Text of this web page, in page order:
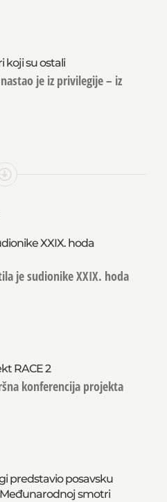
koji su ostali
je iz privilegije – iz
XXIX. hoda
je sudionike XXIX. hoda
RACE 2
konferencija projekta
predstavio posavsku
smotri